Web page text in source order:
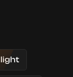
light